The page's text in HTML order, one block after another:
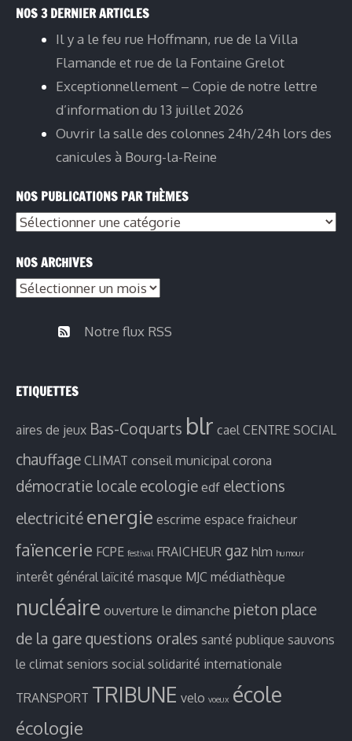
NOS 3 DERNIER ARTICLES
Il y a le feu rue Hoffmann, rue de la Villa
Flamande et rue de la Fontaine Grelot
Exceptionnellement – Copie de notre lettre
d’information du 13 juillet 2026
Ouvrir la salle des colonnes 24h/24h lors des
canicules à Bourg-la-Reine
NOS PUBLICATIONS PAR THÈMES
Nos
par
thèmes
NOS ARCHIVES
Nos
Notre flux RSS
ETIQUETTES
aires de jeux Bas-Coquarts blr cael CENTRE SOCIAL
chauffage CLIMAT conseil municipal corona
démocratie locale ecologie edf elections
electricité energie escrime espace fraicheur
faïencerie FCPE festival FRAICHEUR gaz hlm humour
interêt général laïcité masque MJC médiathèque
nucléaire ouverture le dimanche pieton place
de la gare questions orales santé publique sauvons
le climat seniors social solidarité internationale
TRANSPORT TRIBUNE velo voeux école
écologie